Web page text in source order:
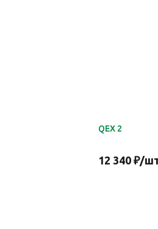
QEX 2
12 340 ₽/